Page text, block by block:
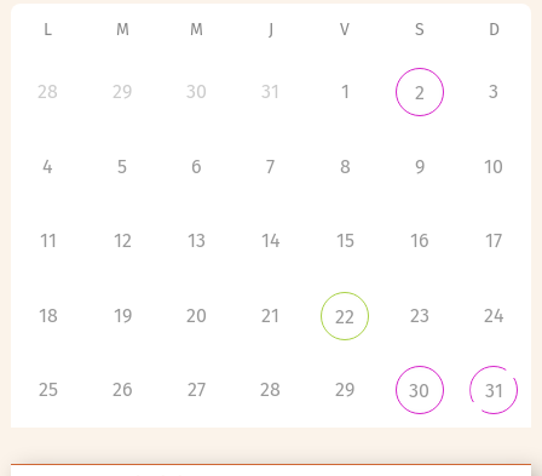
L M M J V S D
28 29 30 31 1 2 3
4 5 6 7 8 9 10
11 12 13 14 15 16 17
18 19 20 21 22 23 24
25 26 27 28 29 30 31